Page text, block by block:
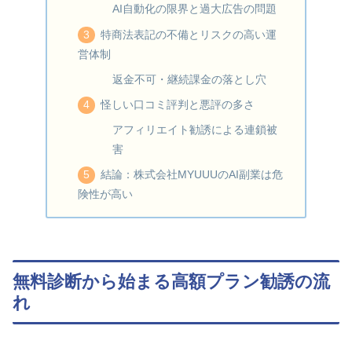
AI自動化の限界と過大広告の問題
特商法表記の不備とリスクの高い運
営体制
返金不可・継続課金の落とし穴
怪しい口コミ評判と悪評の多さ
アフィリエイト勧誘による連鎖被
害
結論：株式会社MYUUUのAI副業は危
険性が高い
無料診断から始まる高額プラン勧誘の流
れ